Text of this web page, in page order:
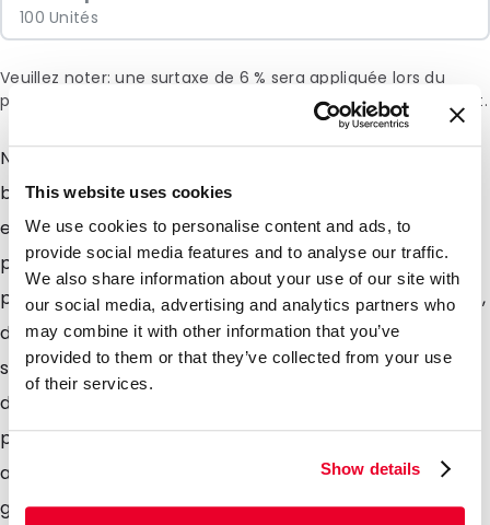
This website uses cookies
We use cookies to personalise content and ads, to
provide social media features and to analyse our traffic.
We also share information about your use of our site with
our social media, advertising and analytics partners who
may combine it with other information that you’ve
provided to them or that they’ve collected from your use
of their services.
Show details
100 Unités
Veuillez noter: une surtaxe de 6 % sera appliquée lors du
paiement en raison de la situation actuelle au Moyen-Orient.
Nous vous présentons notre gamme de BIB (bag-in-
box)! Une gamme de poche en matériaux métallisés
et non métallisé ainsi quune gamme de cartons de
présentation et déquipements de remplissage
pratiques pour vous permettre de remplir à la maison,
dans votre cuisine ou chez votre conditionneur avec
simplicité ! Convient à de nombreux produits tels que
des boissons, vin, jus dorange, liquides industriels,
peintures, solvants, encres, pigments, engrais, les
aliments liquides et bien plus encore. Avantages de la
gamme de produits bag-in-box de DaklaPack :